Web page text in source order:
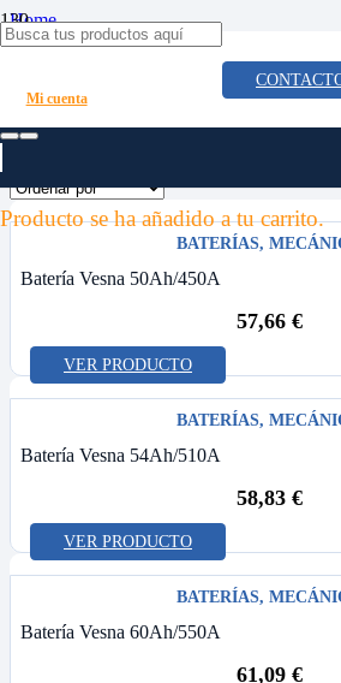
Mi cuenta
Productose ha añadido a tu carrito.
Home
/
Productos etiquetados “recambio batería
recambio batería
BATERÍAS,
Batería Vesna 50Ah/450A
57,66 €
VER PRODUCTO
BATERÍAS,
Batería Vesna 54Ah/510A
58,83 €
VER PRODUCTO
BATERÍAS,
Batería Vesna 60Ah/550A
61,09 €